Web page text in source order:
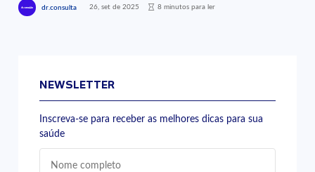
dr.consulta 26, set de 2025 8 minutos para ler
NEWSLETTER
Inscreva-se para receber as melhores dicas para sua
saúde